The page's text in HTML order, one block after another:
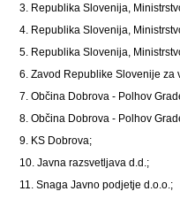
3. Republika Slovenija,
4. Republika Slovenija,
5. Republika Slovenija,
6. Zavod Republike Slovenije za
7. Občina Dobrova - Polhov
8. Občina Dobrova - Polhov
9. KS Dobrova;
10. Javna razsvetljava d.d.;
11. Snaga Javno podjetje d.o.o.;